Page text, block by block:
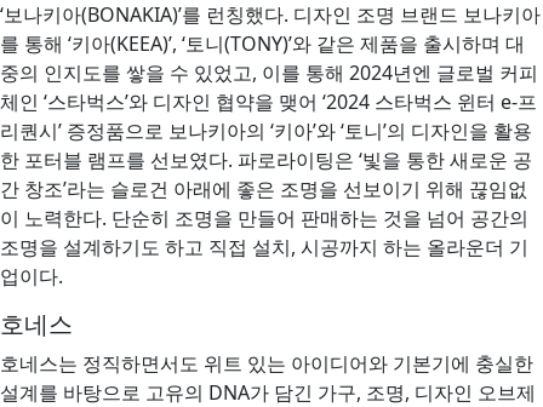
‘보나키아(BONAKIA)’를 런칭했다. 디자인 조명 브랜드 보나키아
를 통해 ‘키아(KEEA)’, ‘토니(TONY)’와 같은 제품을 출시하며 대
중의 인지도를 쌓을 수 있었고, 이를 통해 2024년엔 글로벌 커피
체인 ‘스타벅스’와 디자인 협약을 맺어 ‘2024 스타벅스 윈터 e-프
리퀀시’ 증정품으로 보나키아의 ‘키아’와 ‘토니’의 디자인을 활용
한 포터블 램프를 선보였다. 파로라이팅은 ‘빛을 통한 새로운 공
간 창조’라는 슬로건 아래에 좋은 조명을 선보이기 위해 끊임없
이 노력한다. 단순히 조명을 만들어 판매하는 것을 넘어 공간의
조명을 설계하기도 하고 직접 설치, 시공까지 하는 올라운더 기
업이다.
호네스
호네스는 정직하면서도 위트 있는 아이디어와 기본기에 충실한
설계를 바탕으로 고유의 DNA가 담긴 가구, 조명, 디자인 오브제